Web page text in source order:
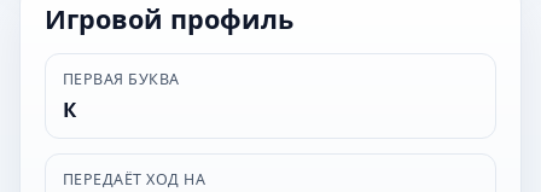
Игровой профиль
ПЕРВАЯ БУКВА
К
ПЕРЕДАЁТ ХОД НА